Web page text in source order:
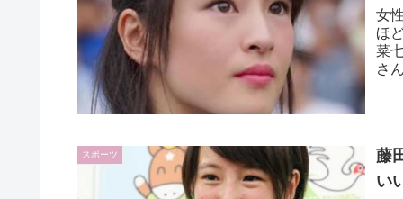
女
ほ
菜
さ
スポーツ
藤
い